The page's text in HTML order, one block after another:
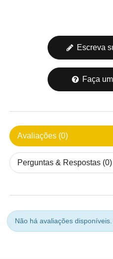
Escreva
Faça
Avaliações (0)
Perguntas & Respostas (0)
Não há avaliações disponíveis.